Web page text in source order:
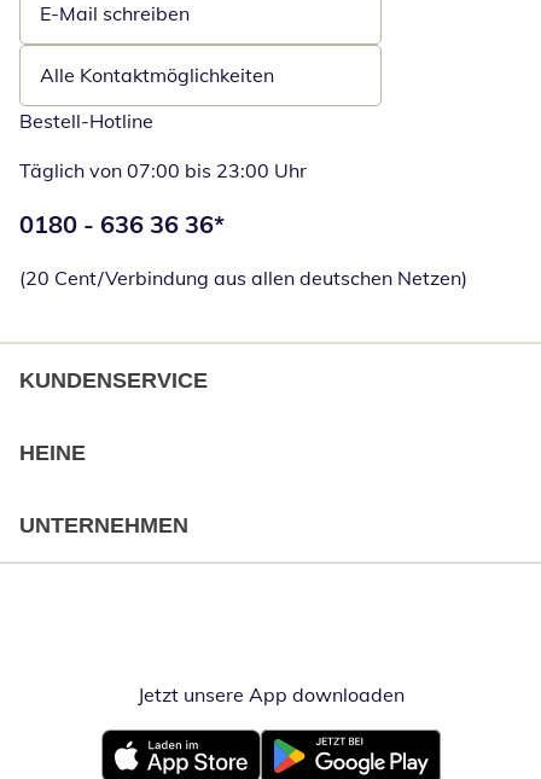
E-Mail schreiben
Öffnet E-Mail-Client
Alle Kontaktmöglichkeiten
Bestell-Hotline
Täglich von 07:00 bis 23:00 Uhr
Telefonnummer:
0180 - 636 36 36*
(20 Cent/Verbindung aus allen deutschen Netzen)
KUNDENSERVICE
HEINE
UNTERNEHMEN
Jetzt unsere App downloadenÖffnet in